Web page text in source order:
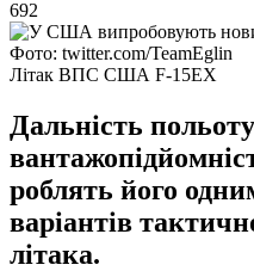
692
Фото: twitter.com/TeamEglin
Літак ВПС США F-15EX
Дальність польоту
роблять його
варіантів
літака.